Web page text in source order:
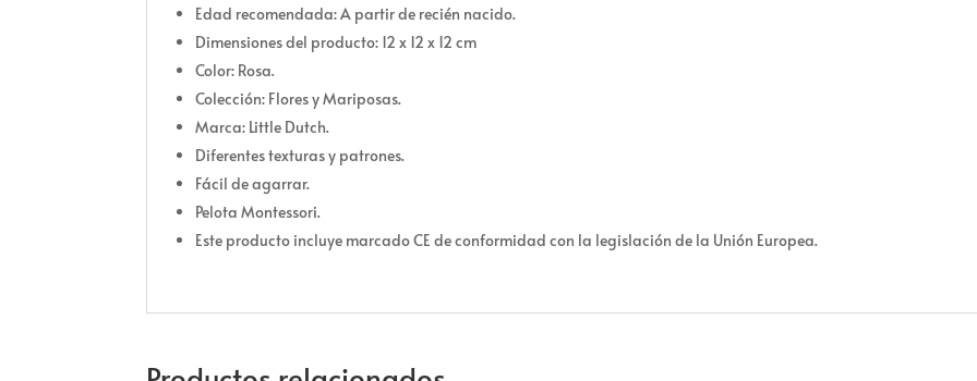
Edad recomendada: A partir de recién nacido.
Dimensiones del producto: 12 x 12 x 12 cm
Color: Rosa.
Colección: Flores y Mariposas.
Marca: Little Dutch.
Diferentes texturas y patrones.
Fácil de agarrar.
Pelota Montessori.
Este producto incluye marcado CE de conformidad con la legislación de la Unión Europea.